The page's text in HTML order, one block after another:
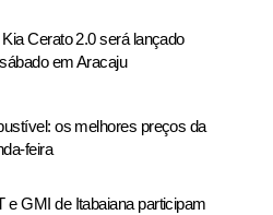
Cerato 2.0 será lançado
em Aracaju
os melhores preços da
feira
e GMI de Itabaiana participam